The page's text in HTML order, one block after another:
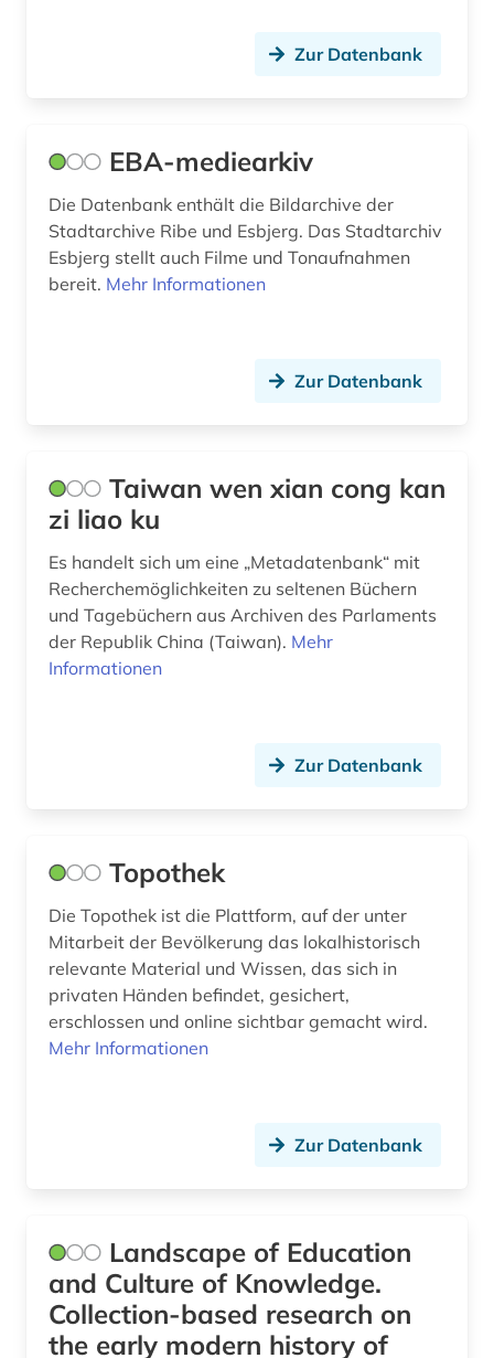
bibelwissenschaft (1)
bibliografie 1945-1990 (1)
bibliographie (21)
bibliothekswesen (1)
bildarchiv (2)
bildband (1)
bildnismalerei (1)
bildung (1)
bildungswesen (2)
biografie (40)
biographie (26)
blexen (1)
blog (3)
Zur Datenbank
EBA-mediearkiv
Die Datenbank enthält die Bildarchive der
Stadtarchive Ribe und Esbjerg. Das Stadtarchiv
Esbjerg stellt auch Filme und Tonaufnahmen
bereit. Mehr Informationen
Zur Datenbank
Taiwan wen xian cong kan
zi liao ku
Es handelt sich um eine „Metadatenbank“ mit
Recherchemöglichkeiten zu seltenen Büchern
und Tagebüchern aus Archiven des Parlaments
der Republik China (Taiwan). Mehr
Informationen
Zur Datenbank
Topothek
Die Topothek ist die Plattform, auf der unter
Mitarbeit der Bevölkerung das lokalhistorisch
relevante Material und Wissen, das sich in
privaten Händen befindet, gesichert,
erschlossen und online sichtbar gemacht wird.
Mehr Informationen
Zur Datenbank
Landscape of Education
and Culture of Knowledge.
Collection-based research on
the early modern history of